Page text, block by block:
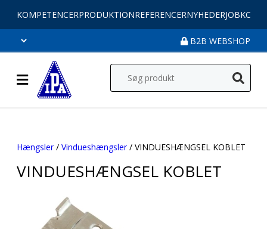
KOMPETENCERPRODUKTIONREFERENCERNYHEDERJOB
B2B WEBSHOP
Hængsler/ Vindueshængsler/ VINDUESHÆNGSEL KOBLET
VINDUESHÆNGSEL KOBLET